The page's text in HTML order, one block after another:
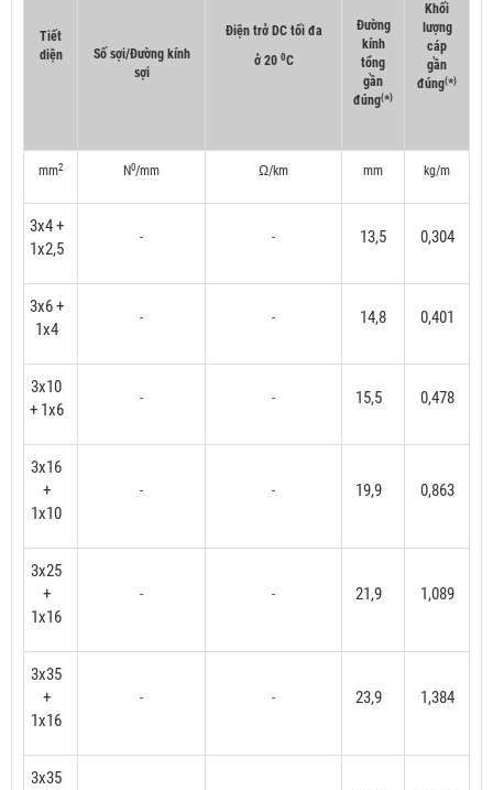
Tiết
diện
Số sợi/Đường kính
sợi
Điện trở DC tối đa
ở 20 0C
Đường
kính
tổng
gần
đúng(*)
Khối
lượng
cáp
gần
đúng(*)
mm2 N0/mm Ω/km mm kg/m
3x4 +
1x2,5
- - 13,5 0,304
3x6 +
1x4
- - 14,8 0,401
3x10
+ 1x6
- - 15,5 0,478
3x16
+
1x10
- - 19,9 0,863
3x25
+
1x16
- - 21,9 1,089
3x35
+
1x16
- - 23,9 1,384
3x35